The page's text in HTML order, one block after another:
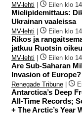
MV-lehti Eilen klo
Mielipidemittaus:
Ukrainan vaaleissa
MV-lehti Eilen klo
Rikos ja
jatkuu Ruotsin
MV-lehti Eilen klo
Are Sub-Saharan
Invasion of Europe?
Renegade Tribune
Antarctica’s Deep
All-Time Records;
+ The Arctic’s Year